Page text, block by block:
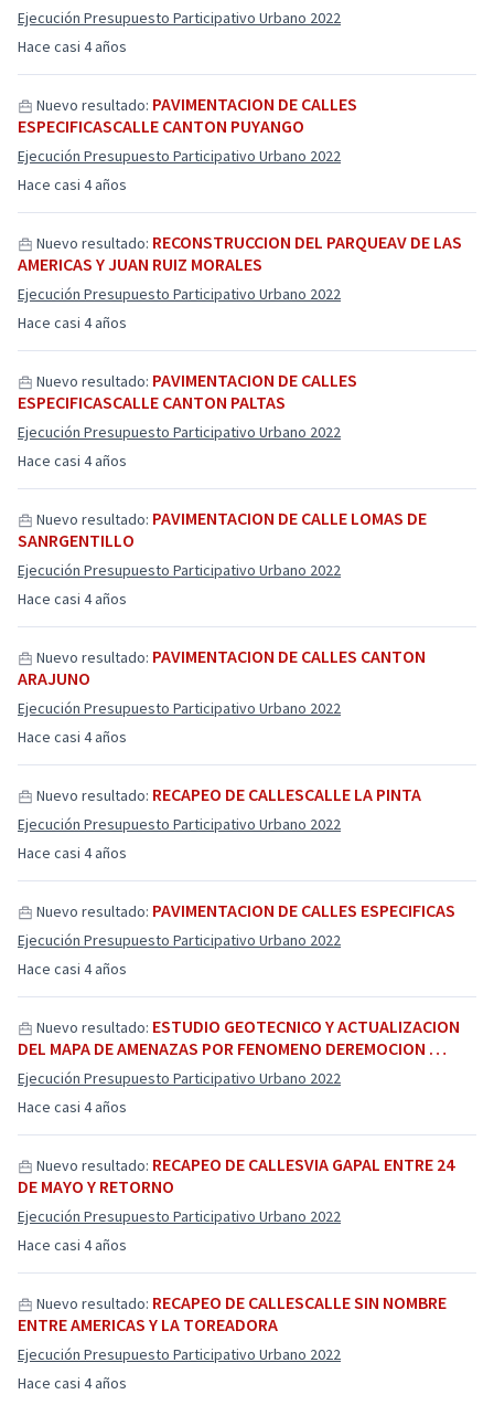
Hace casi 4 años
Ejecución Presupuesto Participativo Urbano 2022
Hace casi 4 años
Nuevo resultado: PAVIMENTACION DE CALLES
ESPECIFICASCALLE CANTON PUYANGO
Ejecución Presupuesto Participativo Urbano 2022
Hace casi 4 años
Nuevo resultado: RECONSTRUCCION DEL PARQUEAV DE LAS
AMERICAS Y JUAN RUIZ MORALES
Ejecución Presupuesto Participativo Urbano 2022
Hace casi 4 años
Nuevo resultado: PAVIMENTACION DE CALLES
ESPECIFICASCALLE CANTON PALTAS
Ejecución Presupuesto Participativo Urbano 2022
Hace casi 4 años
Nuevo resultado: PAVIMENTACION DE CALLE LOMAS DE
SANRGENTILLO
Ejecución Presupuesto Participativo Urbano 2022
Hace casi 4 años
Nuevo resultado: PAVIMENTACION DE CALLES CANTON
ARAJUNO
Ejecución Presupuesto Participativo Urbano 2022
Hace casi 4 años
Nuevo resultado: RECAPEO DE CALLESCALLE LA PINTA
Ejecución Presupuesto Participativo Urbano 2022
Hace casi 4 años
Nuevo resultado: PAVIMENTACION DE CALLES ESPECIFICAS
Ejecución Presupuesto Participativo Urbano 2022
Hace casi 4 años
Nuevo resultado: ESTUDIO GEOTECNICO Y ACTUALIZACION
DEL MAPA DE AMENAZAS POR FENOMENO DEREMOCION …
Ejecución Presupuesto Participativo Urbano 2022
Hace casi 4 años
Nuevo resultado: RECAPEO DE CALLESVIA GAPAL ENTRE 24
DE MAYO Y RETORNO
Ejecución Presupuesto Participativo Urbano 2022
Hace casi 4 años
Nuevo resultado: RECAPEO DE CALLESCALLE SIN NOMBRE
ENTRE AMERICAS Y LA TOREADORA
Ejecución Presupuesto Participativo Urbano 2022